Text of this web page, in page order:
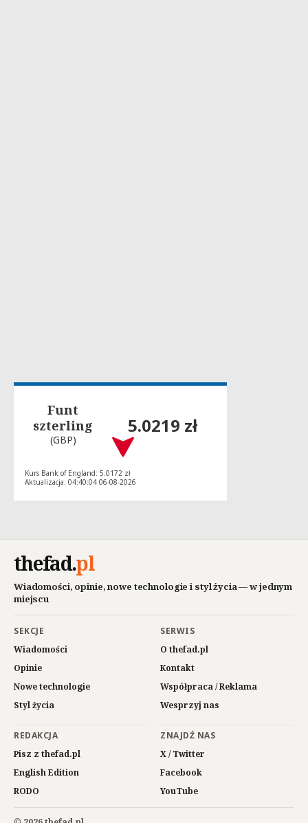
Funt
szterling
(GBP)
5.0219 zł
Kurs Bank of England: 5.0172 zł
Aktualizacja: 04:40:04 06-08-2026
thefad.pl
Wiadomości, opinie, nowe technologie i styl życia — w jednym
miejscu
SEKCJE
Wiadomości
Opinie
Nowe technologie
Styl życia
SERWIS
O thefad.pl
Kontakt
Współpraca / Reklama
Wesprzyj nas
REDAKCJA
Pisz z thefad.pl
English Edition
RODO
ZNAJDŹ NAS
X / Twitter
Facebook
YouTube